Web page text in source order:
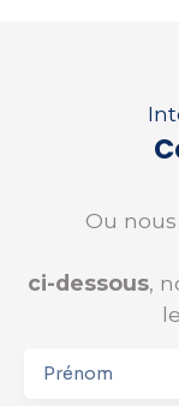
Ou
ci-dessous,
Prénom